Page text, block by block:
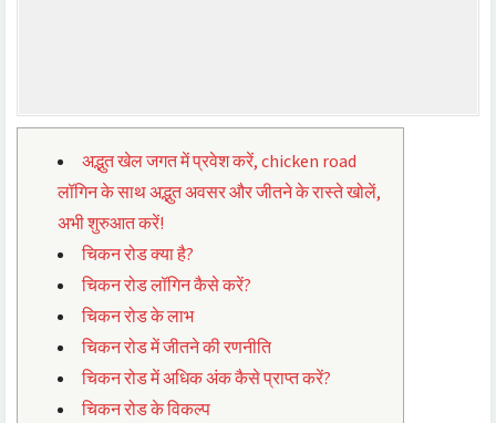
अद्भुत खेल जगत में प्रवेश करें, chicken road
लॉगिन के साथ अद्भुत अवसर और जीतने के रास्ते खोलें,
अभी शुरुआत करें!
चिकन रोड क्या है?
चिकन रोड लॉगिन कैसे करें?
चिकन रोड के लाभ
चिकन रोड में जीतने की रणनीति
चिकन रोड में अधिक अंक कैसे प्राप्त करें?
चिकन रोड के विकल्प